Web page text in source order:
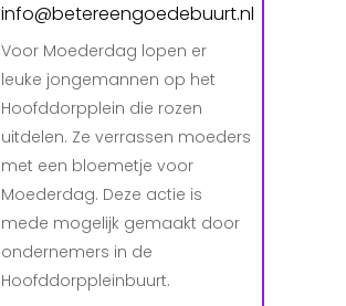
info@betereengoedebuurt.nl
Voor Moederdag lopen er
leuke jongemannen op het
Hoofddorpplein die rozen
uitdelen. Ze verrassen moeders
met een bloemetje voor
Moederdag. Deze actie is
mede mogelijk gemaakt door
ondernemers in de
Hoofddorppleinbuurt.